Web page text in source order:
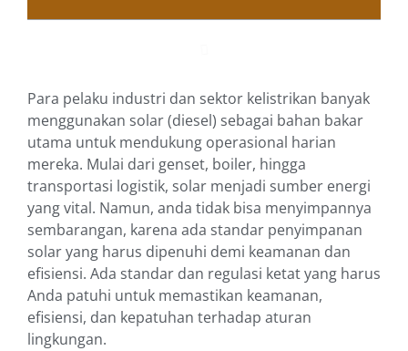
Para pelaku industri dan sektor kelistrikan banyak
menggunakan solar (diesel) sebagai bahan bakar
utama untuk mendukung operasional harian
mereka. Mulai dari genset, boiler, hingga
transportasi logistik, solar menjadi sumber energi
yang vital. Namun, anda tidak bisa menyimpannya
sembarangan, karena ada standar penyimpanan
solar yang harus dipenuhi demi keamanan dan
efisiensi. Ada standar dan regulasi ketat yang harus
Anda patuhi untuk memastikan keamanan,
efisiensi, dan kepatuhan terhadap aturan
lingkungan.